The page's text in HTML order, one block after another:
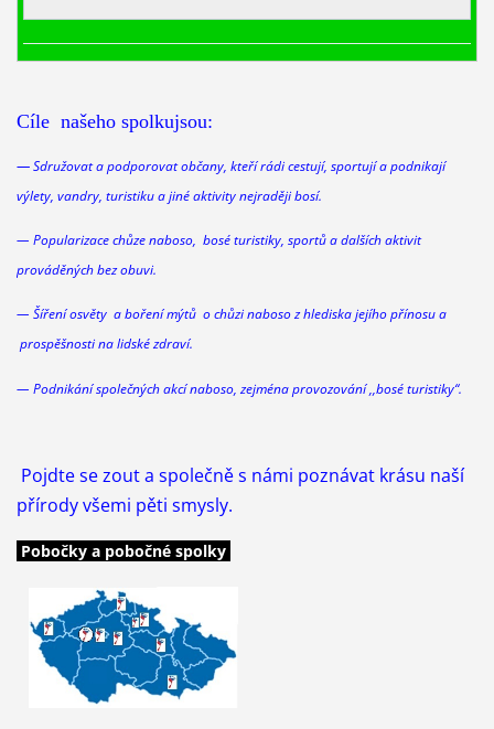
Cíle našeho spolkujsou:
—Sdružovat a podporovat občany, kteří rádi cestují, sportují a podnikají
výlety, vandry, turistiku a jiné aktivity nejraději bosí.
— Popularizace chůze naboso, bosé turistiky, sportů a dalších aktivit
prováděných bez obuvi.
— Šíření osvěty a boření mýtů o chůzinabosoz hlediska jejího přínosu a
prospěšnosti na lidské zdraví.
— Podnikání společných akcínaboso, zejména provozování ,,bosé turistiky“.
Pojdte se zout a společně s námi poznávat krásu naší
přírody všemi pěti smysly.
Pobočky a pobočné spolky